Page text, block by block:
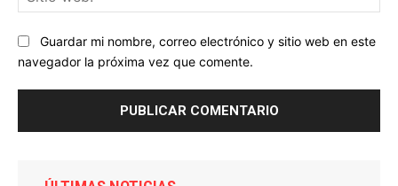
Guardar mi nombre, correo electrónico y sitio web en este
navegador la próxima vez que comente.